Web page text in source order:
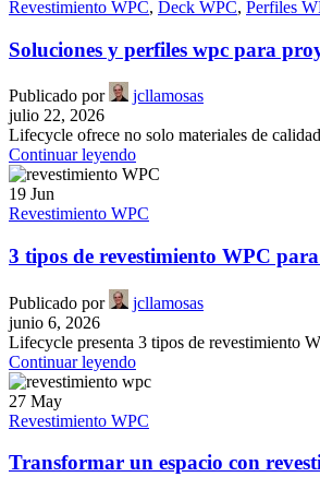
Revestimiento WPC, Deck WPC, Perfiles
Soluciones y perfiles wpc para
Publicado por
jcllamosas
julio 22, 2026
Lifecycle ofrece no solo materiales de
Continuar leyendo
19 Jun
Revestimiento WPC
3 tipos de revestimiento WPC
Publicado por
jcllamosas
junio 6, 2026
Lifecycle presenta 3 tipos de revestimiento
Continuar leyendo
27 May
Revestimiento WPC
Transformar un espacio con